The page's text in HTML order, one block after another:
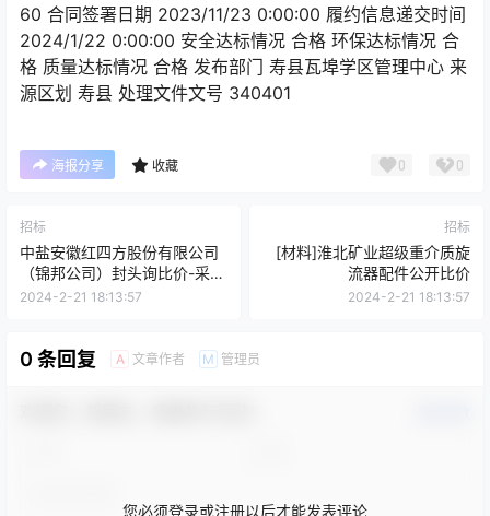
60 合同签署日期 2023/11/23 0:00:00 履约信息递交时间
2024/1/22 0:00:00 安全达标情况 合格 环保达标情况 合
格 质量达标情况 合格 发布部门 寿县瓦埠学区管理中心 来
源区划 寿县 处理文件文号 340401
海报分享 收藏 0 0
招标
中盐安徽红四方股份有限公司
（锦邦公司）封头询比价-采购
公告
2024-2-21 18:13:57
招标
[材料]淮北矿业超级重介质旋
流器配件公开比价
2024-2-21 18:13:57
0 条回复 A 文章作者 M 管理员
您必须登录或注册以后才能发表评论